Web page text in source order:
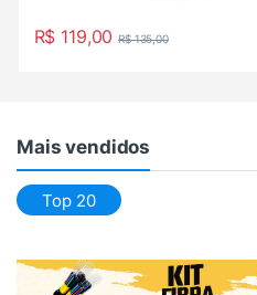
R$ 119,00 R$135,00
Mais vendidos
Top 20